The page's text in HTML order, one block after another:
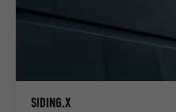
SIDING.X